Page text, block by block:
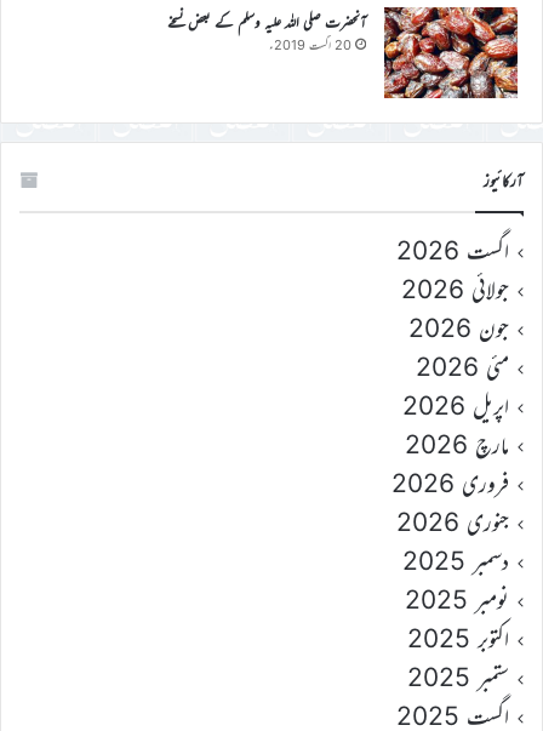
آنحضرت صلی اللہ علیہ وسلم کے بعض نسخے
20 اگست 2019ء
آرکائیوز
اگست 2026
جولائی 2026
جون 2026
مئی 2026
اپریل 2026
مارچ 2026
فروری 2026
جنوری 2026
دسمبر 2025
نومبر 2025
اکتوبر 2025
ستمبر 2025
اگست 2025